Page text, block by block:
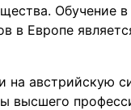
Обучение
в Европе
на австрийскую
высшего